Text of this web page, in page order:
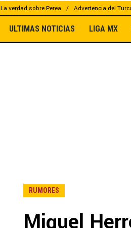
La verdad sobre Perea Advertencia del
ULTIMAS NOTICIAS LIGA MX
RUMORES
Miguel